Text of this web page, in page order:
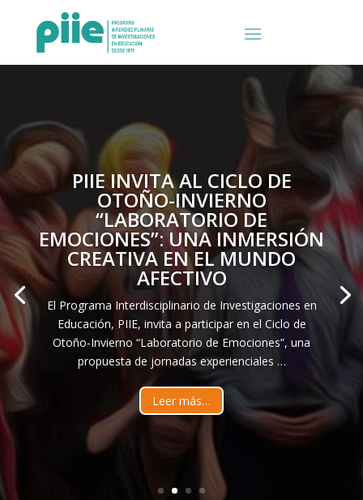
PIIE INVITA AL CICLO DE
OTOÑO-INVIERNO
“LABORATORIO DE
EMOCIONES”: UNA INMERSIÓN
CREATIVA EN EL MUNDO
AFECTIVO
El Programa Interdisciplinario de Investigaciones en
Educación, PIIE, invita a participar en el Ciclo de
Otoño-Invierno “Laboratorio de Emociones”, una
propuesta de jornadas experienciales …
Leer más…